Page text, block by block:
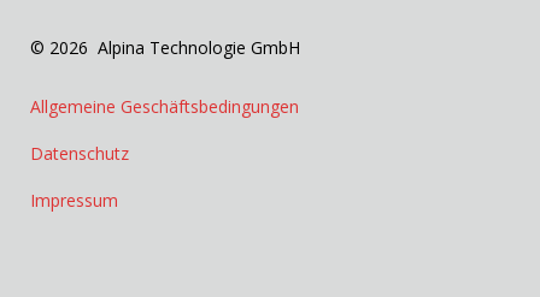
© 2026 Alpina Technologie GmbH
Allgemeine Geschäftsbedingungen
Datenschutz
Impressum